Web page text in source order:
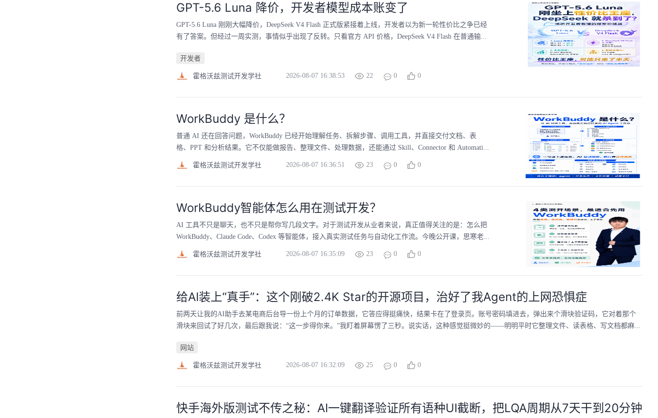
GPT-5.6 Luna 降价，开发者模型成本账变了
GPT-5.6 Luna 刚刚大幅降价，DeepSeek V4 Flash 正式版紧接着上线，开发者以为新一轮性价比之争已经
有了答案。但经过一周实测，事情似乎出现了反转。只看官方 API 价格，DeepSeek V4 Flash 在普通输...
开发者
霍格沃兹测试开发学社 2026-08-07 16:38:53 22 0 0
WorkBuddy 是什么？
普通 AI 还在回答问题，WorkBuddy 已经开始理解任务、拆解步骤、调用工具，并直接交付文档、表
格、PPT 和分析结果。它不仅能做报告、整理文件、处理数据，还能通过 Skill、Connector 和 Automati...
霍格沃兹测试开发学社 2026-08-07 16:36:51 23 0 0
WorkBuddy智能体怎么用在测试开发？
AI 工具不只是聊天，也不只是帮你写几段文字。对于测试开发从业者来说，真正值得关注的是：怎么把
WorkBuddy、Claude Code、Codex 等智能体，接入真实测试任务与自动化工作流。今晚公开课，思寒老...
霍格沃兹测试开发学社 2026-08-07 16:35:09 23 0 0
给AI装上“真手”：这个刚破2.4K Star的开源项目，治好了我Agent的上网恐惧症
前两天让我的AI助手去某电商后台导一份上个月的订单数据，它答应得挺痛快，结果卡在了登录页。账号密码填进去，弹出来个滑块验证码，它对着那个
滑块来回试了好几次，最后跟我说：“这一步得你来。”我盯着屏幕愣了三秒。说实话，这种感觉挺微妙的——明明平时它整理文件、读表格、写文档都麻...
网站
霍格沃兹测试开发学社 2026-08-07 16:32:09 25 0 0
快手海外版测试不传之秘：AI一键翻译验证所有语种UI截断，把LQA周期从7天干到20分钟